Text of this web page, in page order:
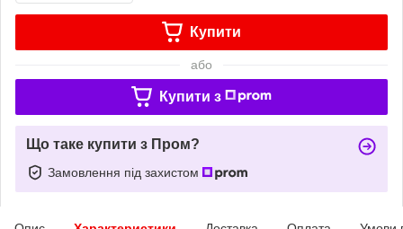
Купити
або
Купити з
Що таке купити з Пром?
Замовлення під захистом